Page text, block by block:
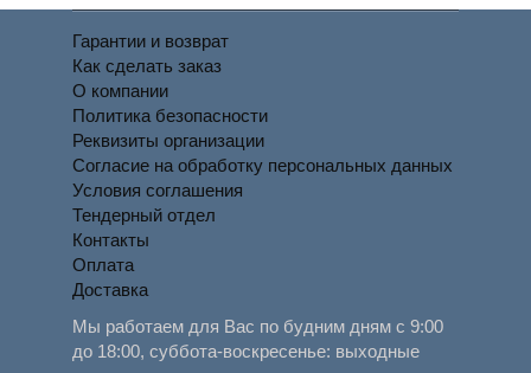
Гарантии и возврат
Как сделать заказ
О компании
Политика безопасности
Реквизиты организации
Согласие на обработку персональных данных
Условия соглашения
Тендерный отдел
Контакты
Оплата
Доставка
Мы работаем для Вас по будним дням с 9:00
до 18:00, суббота-воскресенье: выходные